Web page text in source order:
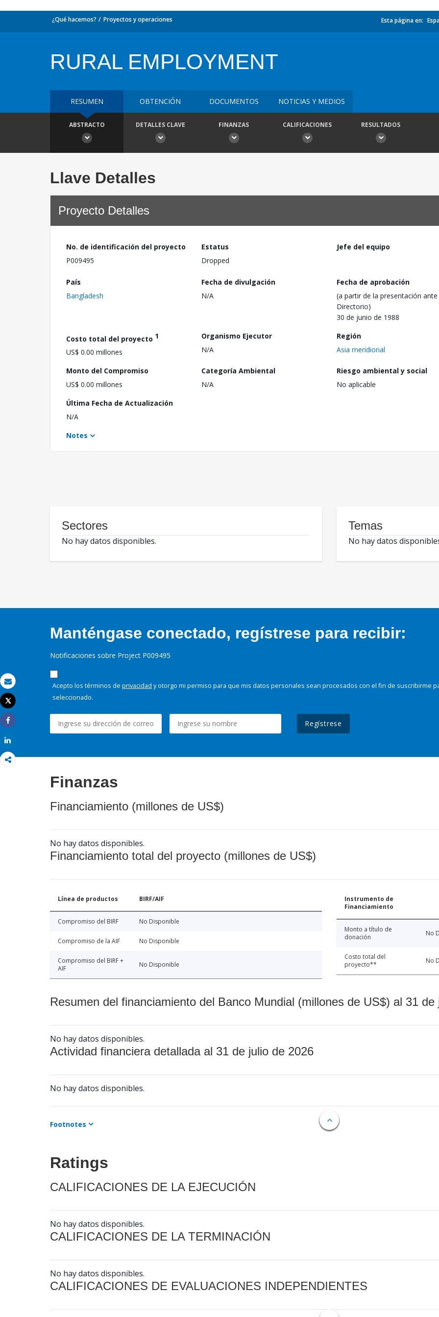
Correo electrónico
Imprimir
Tweet
Share
¿Qué hacemos? Proyectos y operaciones Esta página en:
RURAL EMPLOYMENT
RESUMEN OBTENCIÓN DOCUMENTOS NOTICIAS Y MEDIOS
ABSTRACTO DETALLES CLAVE FINANZAS CALIFICACIONES RESULTADOS
Llave Detalles
Proyecto Detalles
No. de identificación del proyecto
P009495
Estatus
Dropped
Jefe del equipo
País
Bangladesh
Fecha de divulgación
N/A
Fecha de aprobación
(a partir de la presentación ante
Directorio)
30 de junio de 1988
Costo total del proyecto 1
US$ 0.00 millones
Organismo Ejecutor
N/A
Región
Asia meridional
Monto del Compromiso
US$ 0.00 millones
Categoría Ambiental
N/A
Riesgo ambiental y social
No aplicable
Última Fecha de Actualización
N/A
Notes
Sectores
No hay datos disponibles.
Temas
No hay datos
Manténgase conectado, regístrese para recibir:
Notificaciones sobre Project P009495
Acepto los términos de privacidad y otorgo mi permiso para que mis datos personales sean procesados con el fin de suscribirme
seleccionado.
Regístrese
Finanzas
Financiamiento (millones de US$)
No hay datos disponibles.
Financiamiento total del proyecto (millones de US$)
Línea de productos BIRF/AIF
Compromiso del BIRF No Disponible
Compromiso de la AIF No Disponible
Compromiso del BIRF +
AIF
No Disponible
Instrumento de
Financiamiento
Monto a título de
donación
No
Costo total del
proyecto**
No
Resumen del financiamiento del Banco Mundial (millones de US$) al 31 de
No hay datos disponibles.
Actividad financiera detallada al 31 de julio de 2026
No hay datos disponibles.
Footnotes
Ratings
CALIFICACIONES DE LA EJECUCIÓN
No hay datos disponibles.
CALIFICACIONES DE LA TERMINACIÓN
No hay datos disponibles.
CALIFICACIONES DE EVALUACIONES INDEPENDIENTES